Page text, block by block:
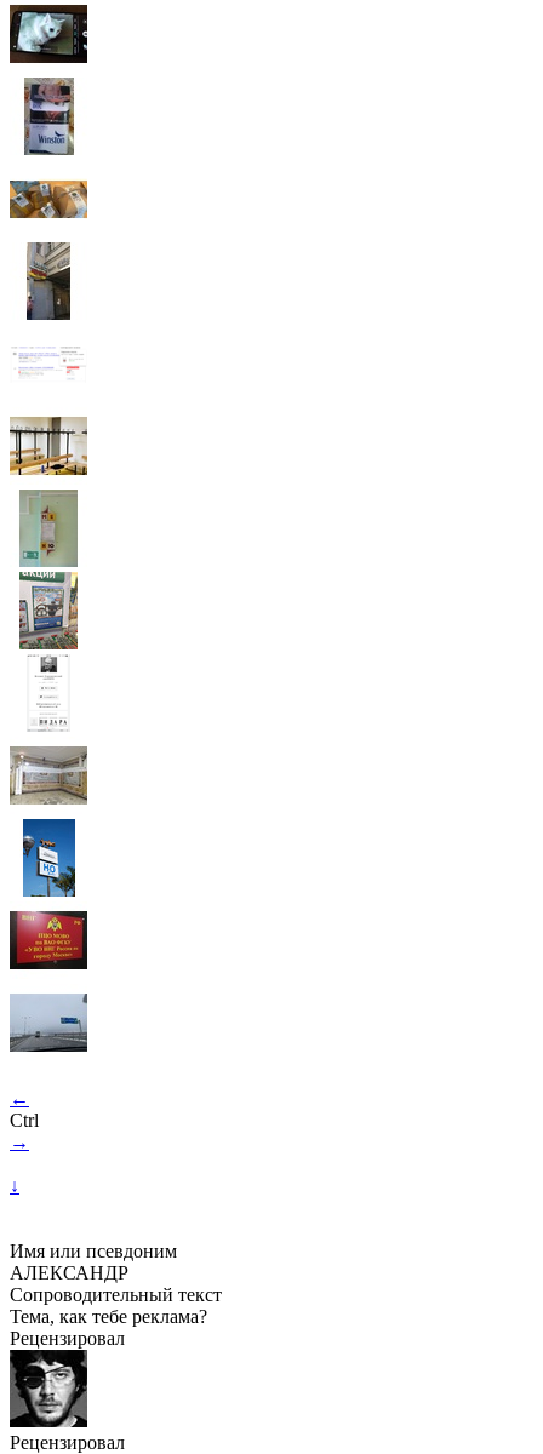
←
Ctrl
→
↓
Имя или псевдоним
АЛЕКСАНДР
Сопроводительный текст
Тема, как тебе реклама?
Рецензировал
Рецензировал